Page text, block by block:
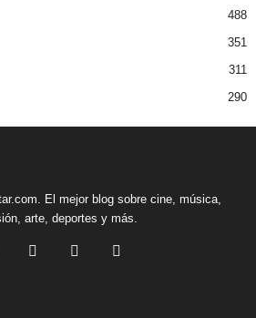
488
351
311
290
El mejor blog sobre cine, música,
arte, deportes y más.